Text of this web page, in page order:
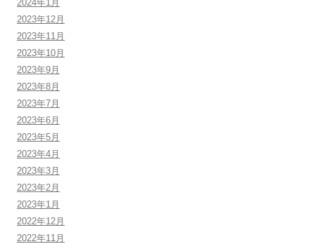
2024年1月
2023年12月
2023年11月
2023年10月
2023年9月
2023年8月
2023年7月
2023年6月
2023年5月
2023年4月
2023年3月
2023年2月
2023年1月
2022年12月
2022年11月